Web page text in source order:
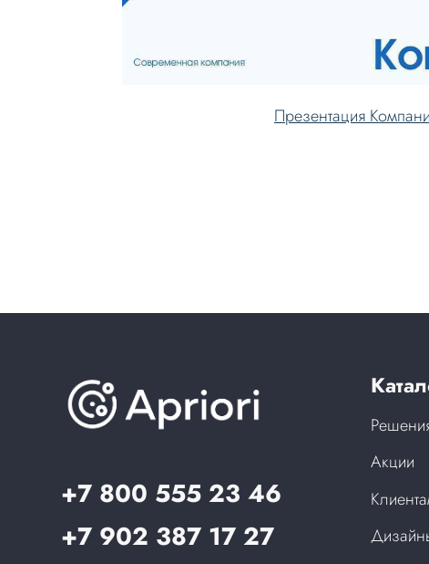
Презентация
+7 800 555 23 46
+7 902 387 17 27
Акции